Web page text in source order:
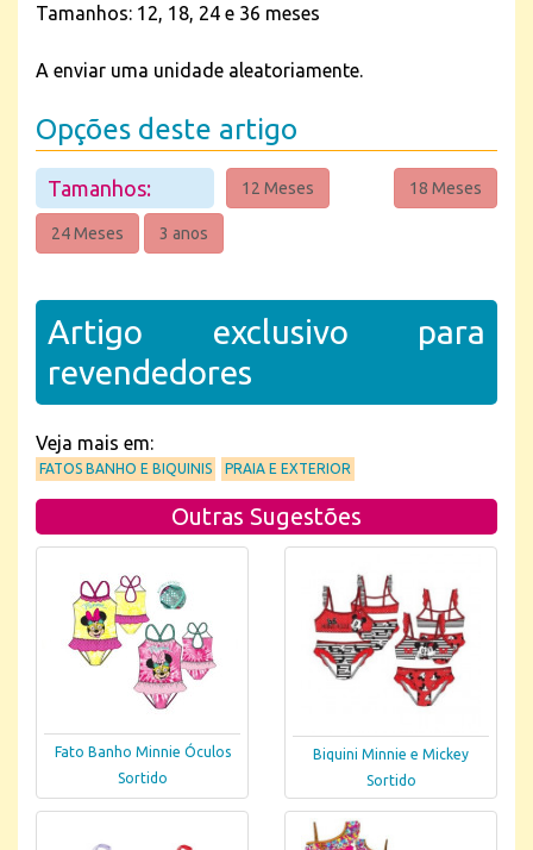
Tamanhos: 12, 18, 24 e 36 meses
A enviar uma unidade aleatoriamente.
Opções deste artigo
Tamanhos: 12 Meses 18 Meses
24 Meses 3 anos
Artigo exclusivo para
revendedores
Veja mais em:
FATOS BANHO E BIQUINIS PRAIA E EXTERIOR
Outras Sugestões
Fato Banho Minnie Óculos
Sortido
Biquini Minnie e Mickey
Sortido